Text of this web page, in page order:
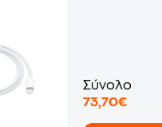
Σύνολο
73,70€